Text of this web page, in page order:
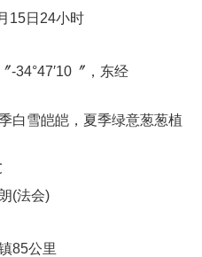
日24小时
34°47′10〞，东经
雪皑皑，夏季绿意葱葱植
(法会)
85公里